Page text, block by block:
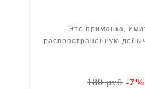
Это приманка,
распространённую
180 руб-7%